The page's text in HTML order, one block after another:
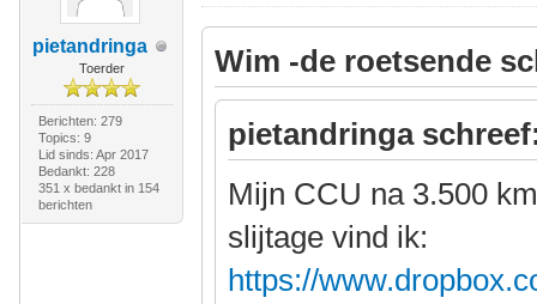
pietandringa
Toerder
Berichten: 279
Topics: 9
Lid sinds: Apr 2017
Bedankt: 228
351 x bedankt in 154
berichten
Wim -de roetsende
pietandringa
Mijn CCU na 3.500
slijtage vind ik:
https://